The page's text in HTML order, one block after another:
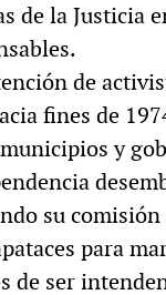
de la Justicia
de
fines de
y
su
para
de ser